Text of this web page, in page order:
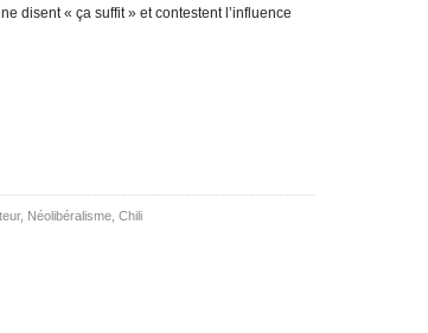
disent « ça suffit » et contestent l’influence
, Néolibéralisme Chili